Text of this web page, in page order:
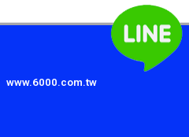
www.6000.com.tw